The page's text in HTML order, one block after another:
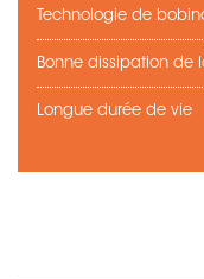
Technologie de
Bonne dissipation
Longue durée de vie